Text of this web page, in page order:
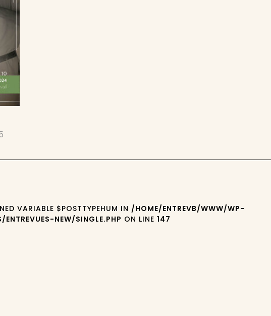
VARIABLE $POSTTYPEHUM IN /HOME/ENTREVB/WWW/WP-
ENTREVUES-NEW/SINGLE.PHP ON LINE147